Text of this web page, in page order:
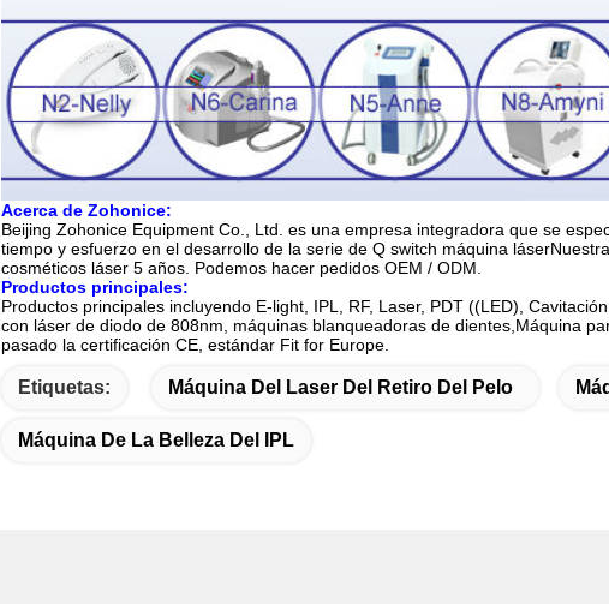
Acerca de Zohonice:
Beijing Zohonice Equipment Co., Ltd. es una empresa integradora que se
tiempo y esfuerzo en el desarrollo de la serie de Q switch máquina
cosméticos láser 5 años. Podemos hacer pedidos OEM / ODM.
Productos principales:
Productos principales incluyendo E-light, IPL, RF, Laser, PDT ((LED),
con láser de diodo de 808nm, máquinas blanqueadoras de dientes,Máquina
pasado la certificación CE, estándar Fit for Europe.
Etiquetas: Máquina Del Laser Del Retiro Del Pelo
Máquina De La Belleza Del IPL